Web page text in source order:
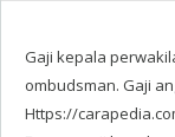
Gaji kepala
ombudsman. Gaji
Https://